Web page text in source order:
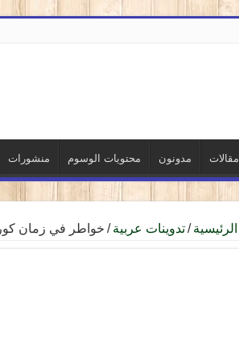
مقالات مدونون محتويات الوسوم منشورات
الرئيسية / تدوينات عربية / خواطر في زمان